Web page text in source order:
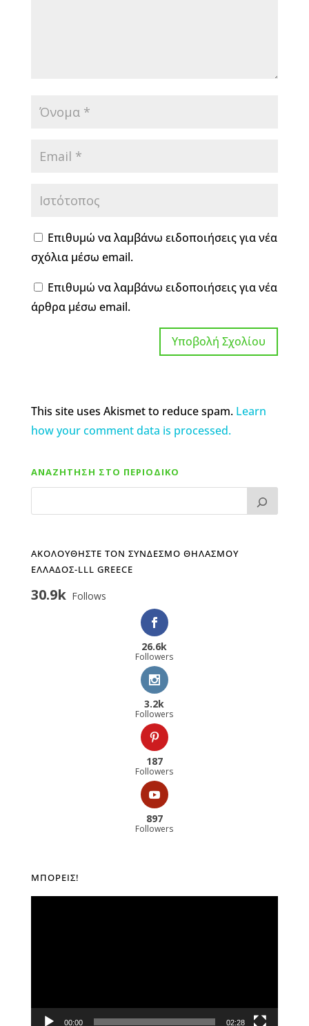
Επιθυμώ να λαμβάνω ειδοποιήσεις για νέα
σχόλια μέσω email.
Επιθυμώ να λαμβάνω ειδοποιήσεις για νέα
άρθρα μέσω email.
This site uses Akismet to reduce spam. Learn
how your comment data is processed.
ΑΝΑΖΗΤΗΣΗ ΣΤΟ ΠΕΡΙΟΔΙΚΟ
ΑΚΟΛΟΥΘΗΣΤΕ ΤΟΝ ΣΥΝΔΕΣΜΟ ΘΗΛΑΣΜΟΥ
ΕΛΛΑΔΟΣ-LLL GREECE
30.9k Follows
26.6k
Followers
3.2k
Followers
187
Followers
897
Followers
ΜΠΟΡΕΊΣ!
00:00 02:28